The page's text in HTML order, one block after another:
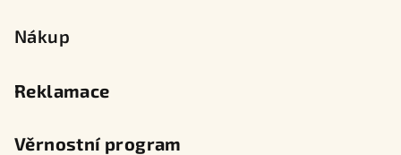
Nákup
Reklamace
Věrnostní program